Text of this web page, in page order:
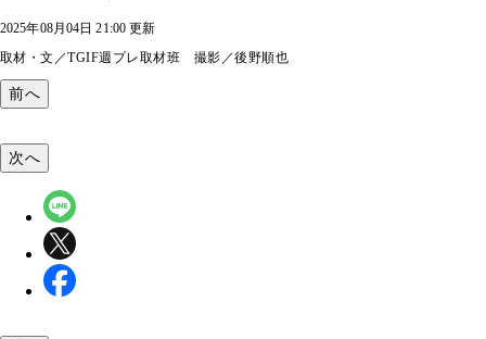
2025年08月04日 21:00 更新
取材・文／TGIF週プレ取材班 撮影／後野順也
前へ
次へ